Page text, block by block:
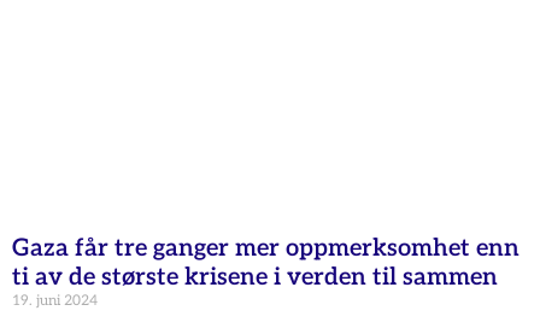
Gaza får tre ganger mer oppmerksomhet enn
ti av de største krisene i verden til sammen
19. juni 2024